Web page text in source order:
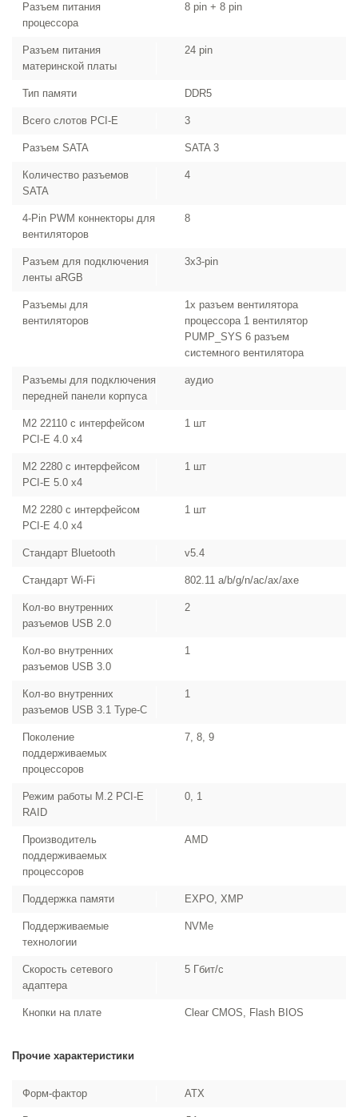
Разъем питания
процессора
8 pin + 8 pin
Разъем питания
материнской платы
24 pin
Тип памяти DDR5
Всего слотов PCI-E 3
Разъем SATA SATA 3
Количество разъемов
SATA
4
4-Pin PWM коннекторы для
вентиляторов
8
Разъем для подключения
ленты aRGB
3x3-pin
Разъемы для
вентиляторов
1x разъем вентилятора
процессора 1 вентилятор
PUMP_SYS 6 разъем
системного вентилятора
Разъемы для подключения
передней панели корпуса
аудио
M2 22110 с интерфейсом
PCI-E 4.0 х4
1 шт
M2 2280 с интерфейсом
PCI-E 5.0 х4
1 шт
M2 2280 с интерфейсом
PCI-E 4.0 х4
1 шт
Стандарт Bluetooth v5.4
Стандарт Wi-Fi 802.11 a/b/g/n/ac/ax/axe
Кол-во внутренних
разъемов USB 2.0
2
Кол-во внутренних
разъемов USB 3.0
1
Кол-во внутренних
разъемов USB 3.1 Type-C
1
Поколение
поддерживаемых
процессоров
7, 8, 9
Режим работы M.2 PCI-E
RAID
0, 1
Производитель
поддерживаемых
процессоров
AMD
Поддержка памяти EXPO, XMP
Поддерживаемые
технологии
NVMe
Скорость сетевого
адаптера
5 Гбит/с
Кнопки на плате Clear CMOS, Flash BIOS
Прочие характеристики
Форм-фактор ATX